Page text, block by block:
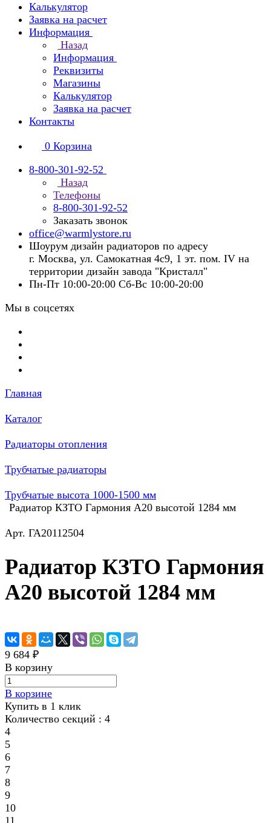
Калькулятор
Заявка на расчет
Информация
Назад
Информация
Реквизиты
Магазины
Калькулятор
Заявка на расчет
Контакты
0 Корзина
8-800-301-92-52
Назад
Телефоны
8-800-301-92-52
Заказать звонок
office@warmlystore.ru
Шоурум дизайн радиаторов по адресу
г. Москва, ул. Самокатная 4с9, 1 эт. пом. IV на
территории дизайн завода "Кристалл"
Пн-Пт 10:00-20:00 Сб-Вс 10:00-20:00
Мы в соцсетях
Главная
Каталог
Радиаторы отопления
Трубчатые радиаторы
Трубчатые высота 1000-1500 мм
Радиатор КЗТО Гармония А20 высотой 1284 мм
Арт. ГА20112504
Радиатор КЗТО Гармония
А20 высотой 1284 мм
9 684 ₽
В корзину
В корзине
Купить в 1 клик
Количество секций : 4
4
5
6
7
8
9
10